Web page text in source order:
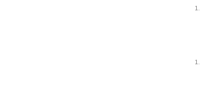
1.
1.